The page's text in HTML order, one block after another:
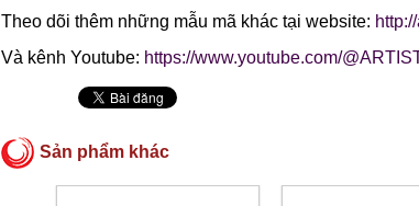
Theo dõi thêm những mẫu mã khác tại website:
Và kênh Youtube: https://www.youtube.com/
Sản phẩm khác